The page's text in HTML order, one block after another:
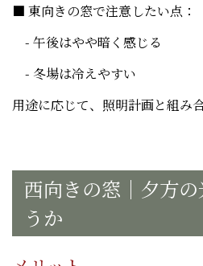
■ 東向きの窓で注意したい点：
- 午後はやや暗く感じる
- 冬場は冷えやすい
用途に応じて、照明計画と組み
西向きの窓｜夕方
うか